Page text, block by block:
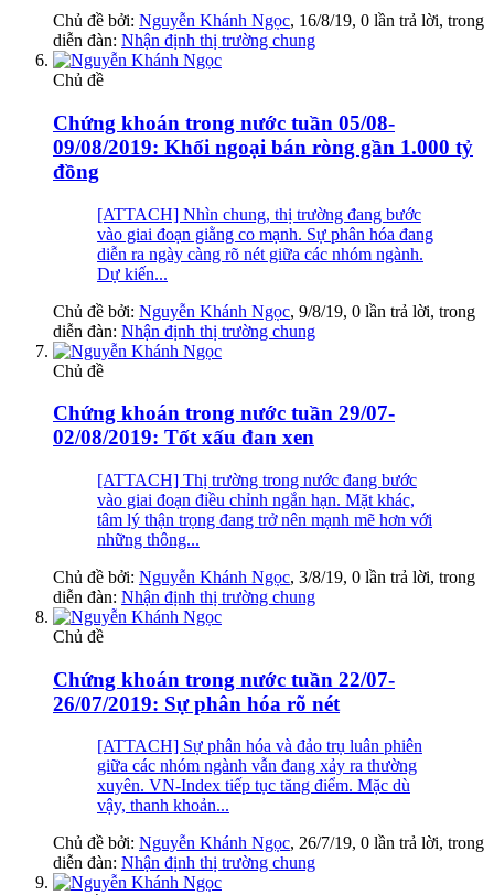
Chủ đề bởi: Nguyễn Khánh Ngọc, 16/8/19, 0 lần trả lời, trong
diễn đàn: Nhận định thị trường chung
Chủ đề
Chứng khoán trong nước tuần 05/08-
09/08/2019: Khối ngoại bán ròng gần 1.000 tỷ
đồng
[ATTACH] Nhìn chung, thị trường đang bước
vào giai đoạn giằng co mạnh. Sự phân hóa đang
diễn ra ngày càng rõ nét giữa các nhóm ngành.
Dự kiến...
Chủ đề bởi: Nguyễn Khánh Ngọc, 9/8/19, 0 lần trả lời, trong
diễn đàn: Nhận định thị trường chung
Chủ đề
Chứng khoán trong nước tuần 29/07-
02/08/2019: Tốt xấu đan xen
[ATTACH] Thị trường trong nước đang bước
vào giai đoạn điều chỉnh ngắn hạn. Mặt khác,
tâm lý thận trọng đang trở nên mạnh mẽ hơn với
những thông...
Chủ đề bởi: Nguyễn Khánh Ngọc, 3/8/19, 0 lần trả lời, trong
diễn đàn: Nhận định thị trường chung
Chủ đề
Chứng khoán trong nước tuần 22/07-
26/07/2019: Sự phân hóa rõ nét
[ATTACH] Sự phân hóa và đảo trụ luân phiên
giữa các nhóm ngành vẫn đang xảy ra thường
xuyên. VN-Index tiếp tục tăng điểm. Mặc dù
vậy, thanh khoản...
Chủ đề bởi: Nguyễn Khánh Ngọc, 26/7/19, 0 lần trả lời, trong
diễn đàn: Nhận định thị trường chung